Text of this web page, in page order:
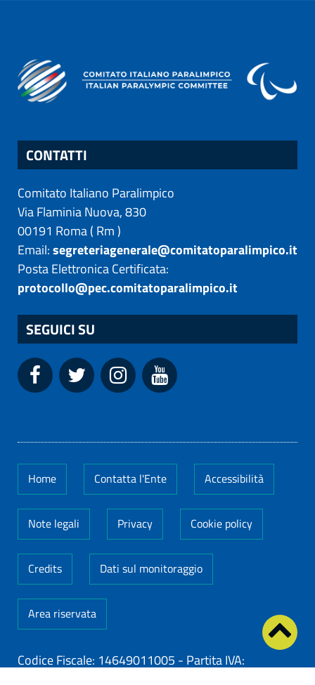
CONTATTI
Comitato Italiano Paralimpico
Via Flaminia Nuova, 830
00191 Roma( Rm)
Email:segreteriagenerale@comitatoparalimpico.it
Posta Elettronica Certificata:
protocollo@pec.comitatoparalimpico.it
SEGUICI SU
Home Contatta l'Ente Accessibilità
Note legali Privacy Cookie policy
Credits Dati sul monitoraggio
Area riservata
Codice Fiscale: 14649011005 - Partita IVA: